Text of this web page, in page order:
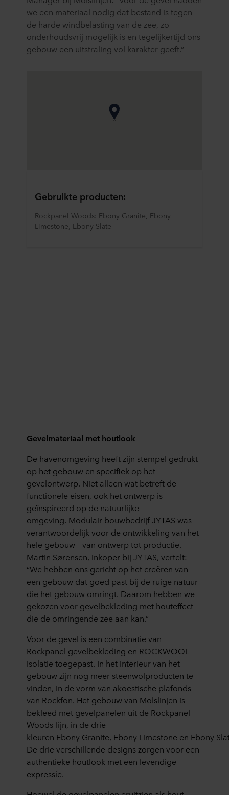
we een materiaal nodig dat bestand is tegen
de harde windbelasting van de zee, zo
onderhoudsvrij mogelijk is en tegelijkertijd ons
gebouw een uitstraling vol karakter geeft.”
Gebruikte producten:
Rockpanel Woods: Ebony Granite, Ebony
Limestone, Ebony Slate
Gevelmateriaal met houtlook
De havenomgeving heeft zijn stempel gedrukt
op het gebouw en specifiek op het
gevelontwerp. Niet alleen wat betreft de
functionele eisen, ook het ontwerp is
geïnspireerd op de natuurlijke
omgeving. Modulair bouwbedrijf JYTAS was
verantwoordelijk voor de ontwikkeling van het
hele gebouw – van ontwerp tot productie.
Martin Sørensen, inkoper bij JYTAS, vertelt:
“We hebben ons gericht op het creëren van
een gebouw dat goed past bij de ruige natuur
die het gebouw omringt. Daarom hebben we
gekozen voor gevelbekleding met houteffect
die de omringende zee aan kan.”
Voor de gevel is een combinatie van
Rockpanel gevelbekleding en ROCKWOOL
isolatie toegepast. In het interieur van het
gebouw zijn nog meer steenwolproducten te
vinden, in de vorm van akoestische plafonds
van Rockfon. Het gebouw van Molslinjen is
bekleed met gevelpanelen uit de Rockpanel
Woods-lijn, in de drie
kleuren Ebony Granite, Ebony Limestone en Ebony
De drie verschillende designs zorgen voor een
authentieke houtlook met een levendige
expressie.